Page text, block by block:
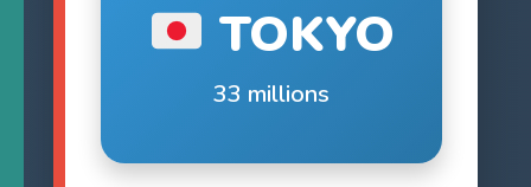
TOKYO
33 millions